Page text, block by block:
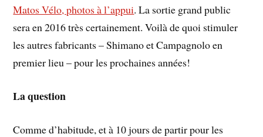
Matos Vélo, photos à l’appui. La sortie grand public
sera en 2016 très certainement. Voilà de quoi stimuler
les autres fabricants – Shimano et Campagnolo en
premier lieu – pour les prochaines années!
La question
Comme d’habitude, et à 10 jours de partir pour les